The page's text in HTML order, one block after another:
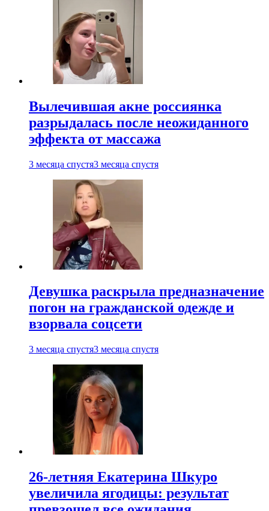
Вылечившая акне россиянка
разрыдалась после неожиданного
эффекта от массажа
3 месяца спустя3 месяца спустя
Девушка раскрыла предназначение
погон на гражданской одежде и
взорвала соцсети
3 месяца спустя3 месяца спустя
26-летняя Екатерина Шкуро
увеличила ягодицы: результат